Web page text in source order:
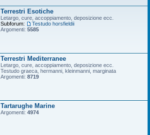
Terrestri Esotiche
Letargo, cure, accoppiamento, deposizione ecc.
Subforum:
Testudo horsfieldii
Argomenti: 5585
Terrestri Mediterranee
Letargo, cure, accoppiamento, deposizione ecc.
Testudo graeca, hermanni, kleinmanni, marginata
Argomenti: 8719
Tartarughe Marine
Argomenti: 4974